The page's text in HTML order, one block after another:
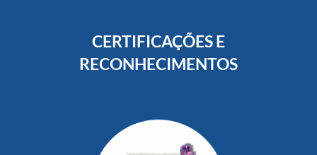
CERTIFICAÇÕES E
RECONHECIMENTOS